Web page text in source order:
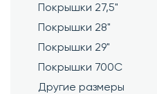
Покрышки 27,5"
Покрышки 28"
Покрышки 29"
Покрышки 700C
Другие размеры